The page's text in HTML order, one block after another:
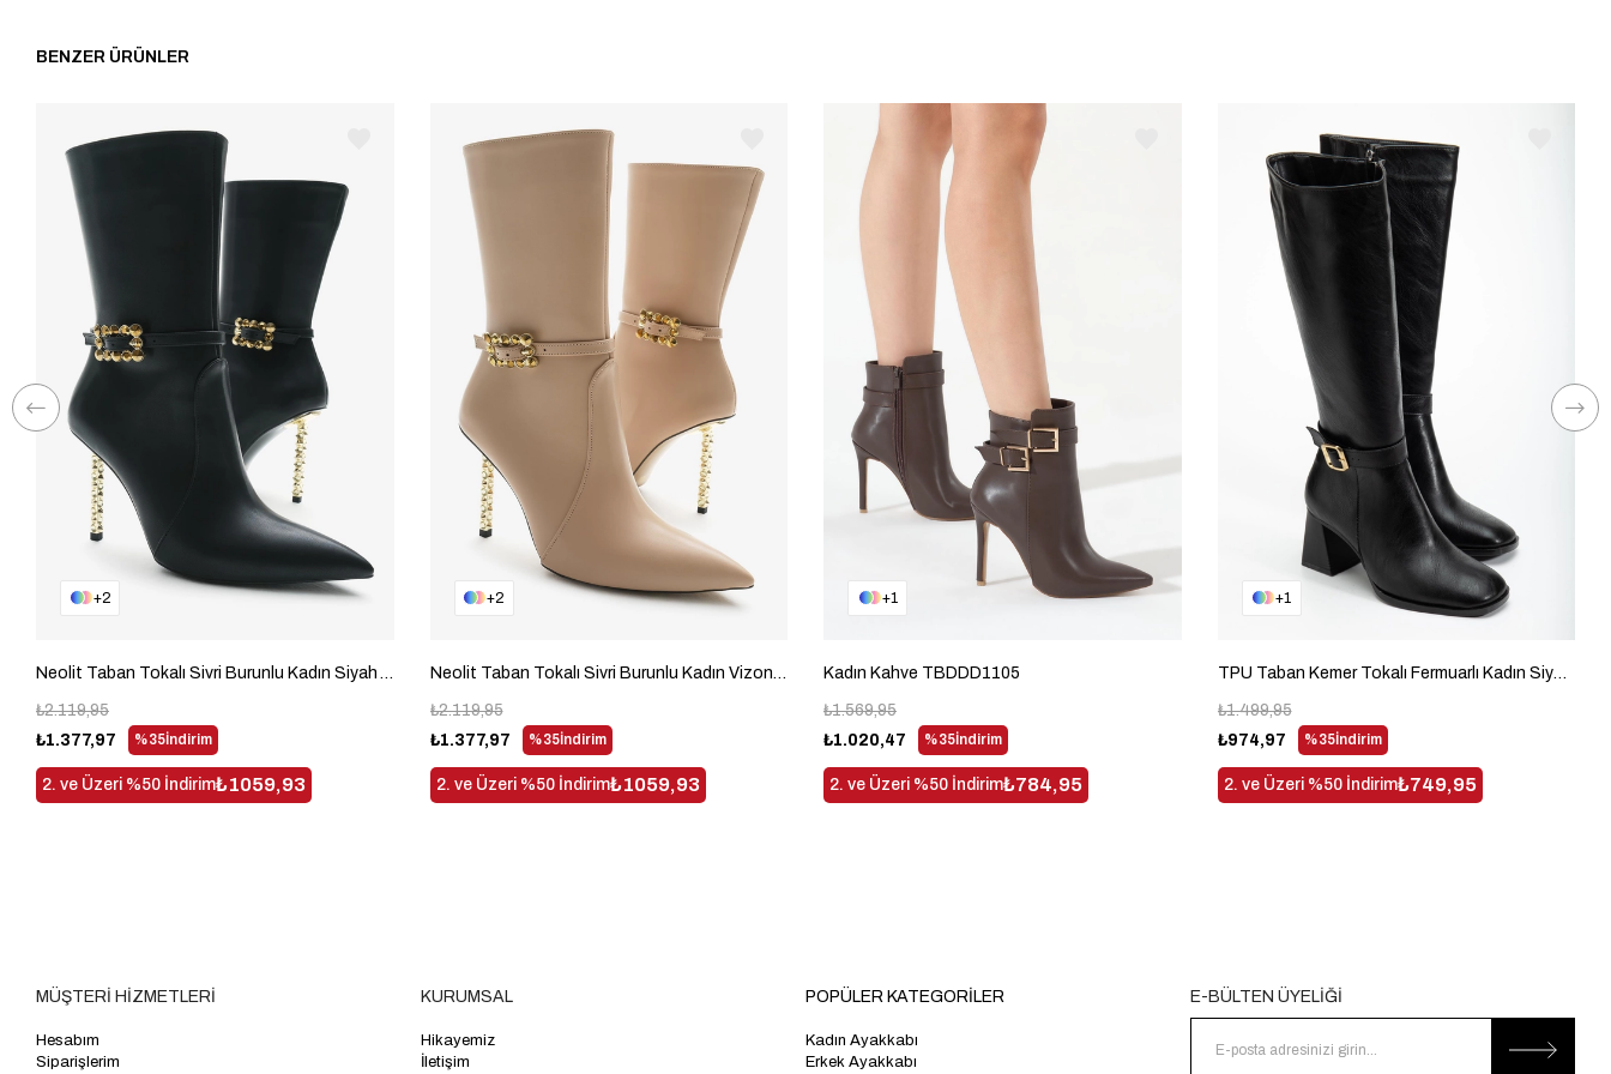
BENZER ÜRÜNLER
2
Neolit Taban Tokalı Sivri Burunlu Kadın Siyah Yüksek Topuklu Bot TBDDD1310
%35İndirim
₺1.377,97
₺2.119,95
2. ve Üzeri %50 İndirim₺1059,93
2
Neolit Taban Tokalı Sivri Burunlu Kadın Vizon Yüksek Topuklu Bot TBDDD1310
%35İndirim
₺1.377,97
₺2.119,95
2. ve Üzeri %50 İndirim₺1059,93
1
Kadın Kahve TBDDD1105
%35İndirim
₺1.020,47
₺1.569,95
2. ve Üzeri %50 İndirim₺784,95
1
TPU Taban Kemer Tokalı Fermuarlı Kadın Siyah Cilt Topuklu Çizme TBMR0160
%35İndirim
₺974,97
₺1.499,95
2. ve Üzeri %50 İndirim₺749,95
MÜŞTERİ HİZMETLERİ
Hesabım
Siparişlerim
KURUMSAL
Hikayemiz
İletişim
POPÜLER KATEGORİLER
Kadın Ayakkabı
Erkek Ayakkabı
E-BÜLTEN ÜYELİĞİ